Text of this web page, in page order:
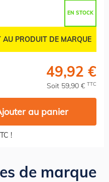
EN STOCK
AU PRODUIT DE MARQUE
49,92 €
Soit 59,90 € TTC
au panier
!
de marque